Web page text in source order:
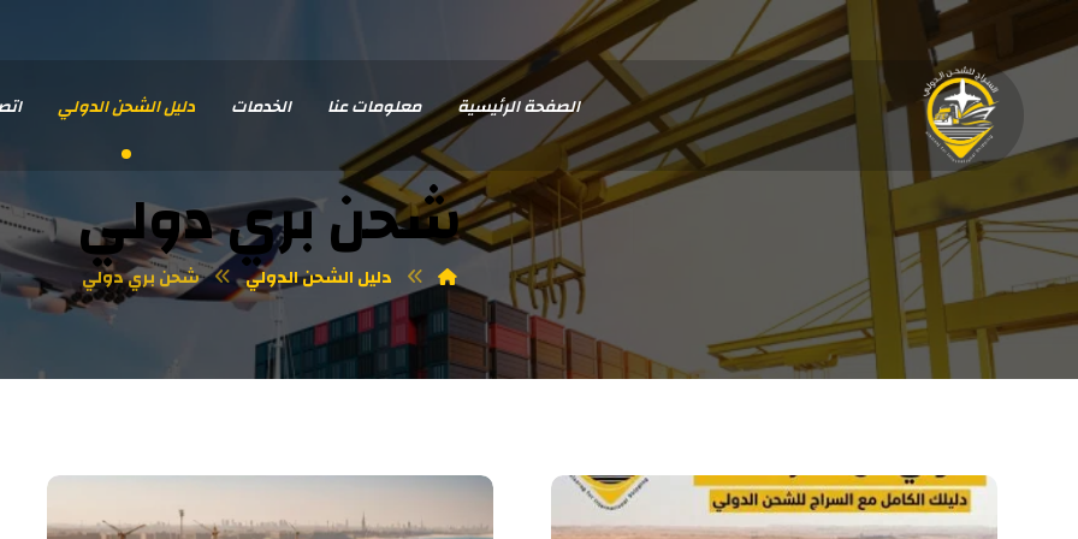
الصفحة الرئيسية معلومات عنا الخدمات دليل الشحن الدولي
شحن بري دولي
دليل الشحن الدولي شحن بري دولي